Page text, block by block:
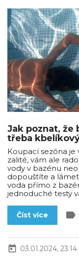
Jak poznat, že
třeba
Koupací sezóna
zalité, vám ale
vody v bazénu
dopouštíte a
voda přímo z
jednoduché testy
Číst více label
today 03.01.2024, 23:14